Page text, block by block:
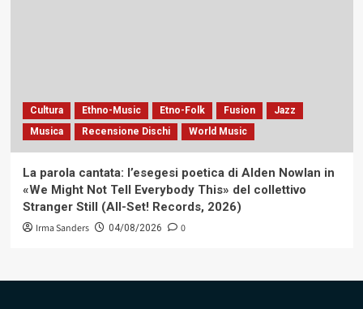
Cultura Ethno-Music Etno-Folk Fusion
Jazz
Musica
Recensione Dischi World Music
La parola cantata: l’esegesi poetica di Alden Nowlan in
«We Might Not Tell Everybody This» del collettivo
Stranger Still (All-Set! Records, 2026)
Irma Sanders 04/08/2026 0